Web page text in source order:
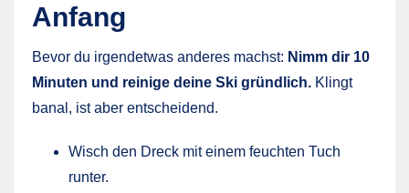
Anfang
Bevor du irgendetwas anderes machst: Nimm dir 10
Minuten und reinige deine Ski gründlich. Klingt
banal, ist aber entscheidend.
Wisch den Dreck mit einem feuchten Tuch
runter.